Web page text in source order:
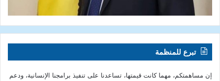
تبرع للمنظمة
إن مساهمتكم، مهما كانت قيمتها، تساعدنا على تنفيذ برامجنا الإنسانية، ودعم